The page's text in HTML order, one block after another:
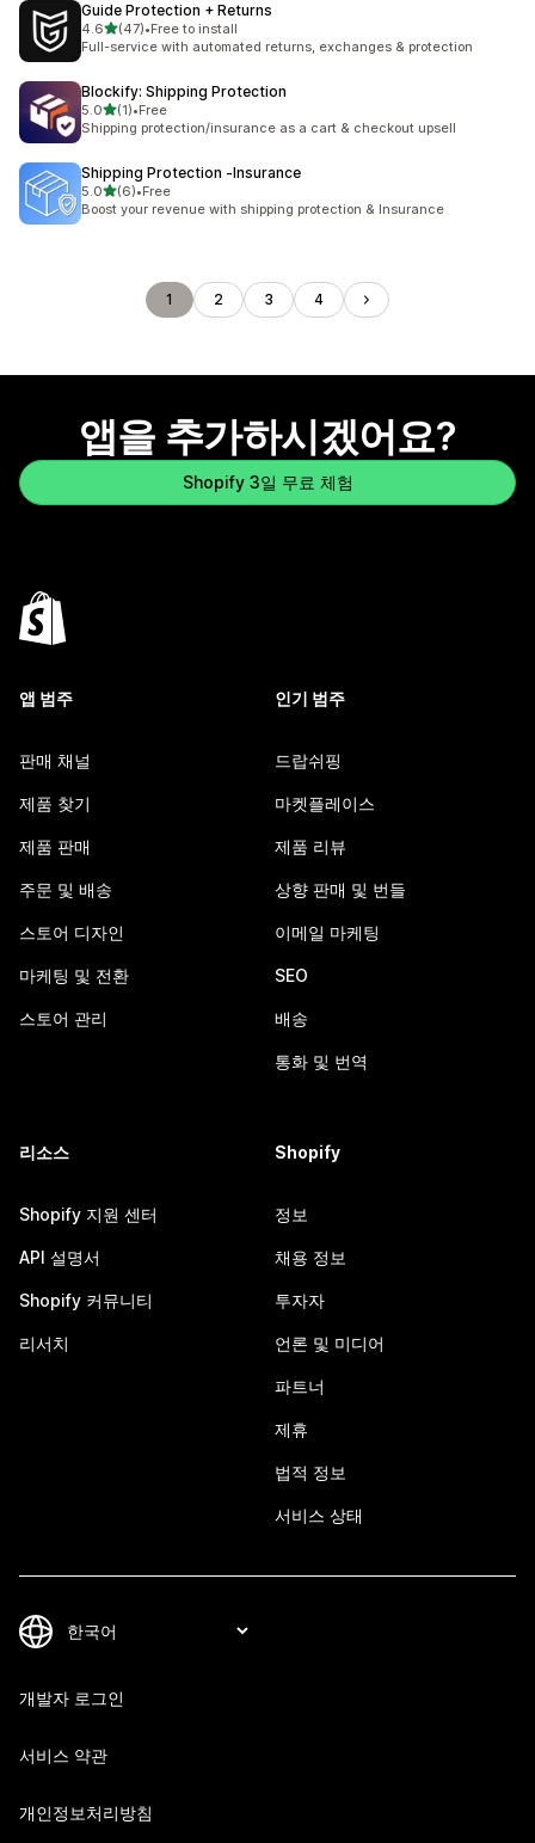
Guide Protection + Returns
4.6별 5개 중
(47)
총 리뷰 47개
•Free to install
Full-service with automated returns, exchanges & protection
Blockify: Shipping Protection
5.0별 5개 중
(1)
총 리뷰 1개
•Free
Shipping protection/insurance as a cart & checkout upsell
Shipping Protection ‑Insurance
5.0별 5개 중
(6)
총 리뷰 6개
•Free
Boost your revenue with shipping protection & Insurance
1 2 3 4
앱을 추가하시겠어요?
Shopify 3일 무료 체험
앱 범주
판매 채널
제품 찾기
제품 판매
주문 및 배송
스토어 디자인
마케팅 및 전환
스토어 관리
인기 범주
드랍쉬핑
마켓플레이스
제품 리뷰
상향 판매 및 번들
이메일 마케팅
SEO
배송
통화 및 번역
리소스
Shopify 지원 센터
API 설명서
Shopify 커뮤니티
리서치
Shopify
정보
채용 정보
투자자
언론 및 미디어
파트너
제휴
법적 정보
서비스 상태
개발자 로그인
서비스 약관
개인정보처리방침